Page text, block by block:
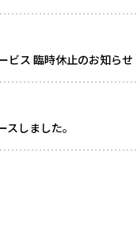
ビス 臨時休止のお知らせ
スしました。